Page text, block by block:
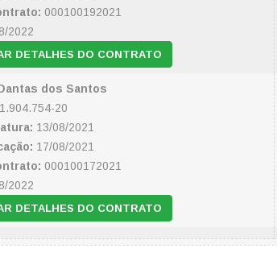
000100192021
2022
DETALHES DO CONTRATO
dos Santos
20
13/08/2021
17/08/2021
000100172021
2022
DETALHES DO CONTRATO